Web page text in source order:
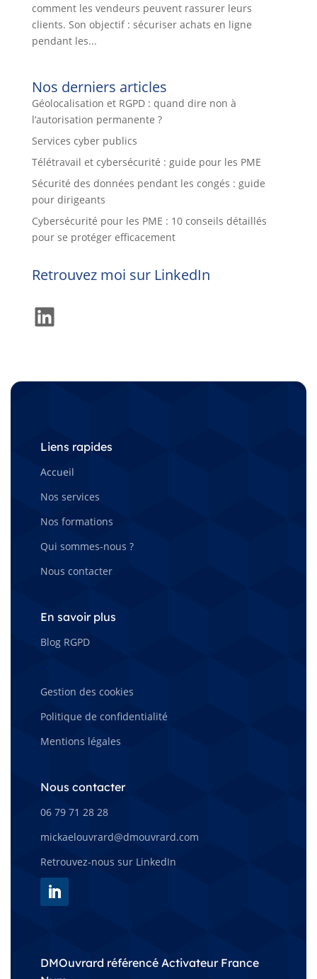
comment les vendeurs peuvent rassurer leurs
clients. Son objectif : sécuriser achats en ligne
pendant les...
Nos derniers articles
Géolocalisation et RGPD : quand dire non à
l’autorisation permanente ?
Services cyber publics
Télétravail et cybersécurité : guide pour les PME
Sécurité des données pendant les congés : guide
pour dirigeants
Cybersécurité pour les PME : 10 conseils détaillés
pour se protéger efficacement
Retrouvez moi sur LinkedIn
LinkedIn
Liens rapides
Accueil
Nos services
Nos formations
Qui sommes-nous ?
Nous contacter
En savoir plus
Blog RGPD
–
Gestion des cookies
Politique de confidentialité
Mentions légales
Nous contacter
06 79 71 28 28
mickaelouvrard@dmouvrard.com
Retrouvez-nous sur LinkedIn
DMOuvrard référencé Activateur France